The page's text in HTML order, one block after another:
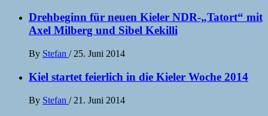
Drehbeginn für neuen Kieler NDR-„Tatort“ mit
Axel Milberg und Sibel Kekilli
By Stefan / 25. Juni 2014
Kiel startet feierlich in die Kieler Woche 2014
By Stefan / 21. Juni 2014